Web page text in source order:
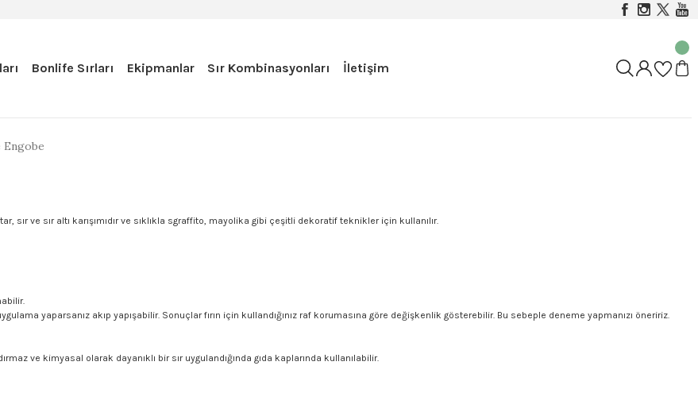
Bonlife Sırları Ekipmanlar Sır Kombinasyonları İletişim
Engobe
ve sır altı karışımıdır ve sıklıkla sgraffito, mayolika gibi çeşitli dekoratif teknikler için kullanılır.
yaparsanız akıp yapışabilir. Sonuçlar fırın için kullandığınız raf korumasına göre değişkenlik gösterebilir. Bu sebeple deneme yapmanızı öneririz.
ve kimyasal olarak dayanıklı bir sır uygulandığında gıda kaplarında kullanılabilir.